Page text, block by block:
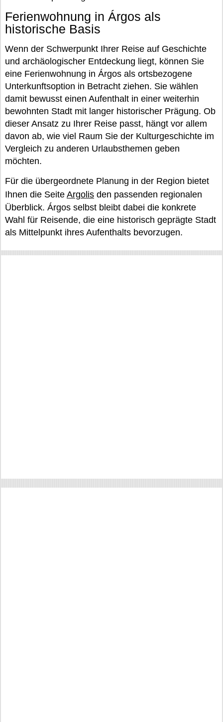
Ferienwohnung in Árgos als
historische Basis
Wenn der Schwerpunkt Ihrer Reise auf Geschichte
und archäologischer Entdeckung liegt, können Sie
eine Ferienwohnung in Árgos als ortsbezogene
Unterkunftsoption in Betracht ziehen. Sie wählen
damit bewusst einen Aufenthalt in einer weiterhin
bewohnten Stadt mit langer historischer Prägung. Ob
dieser Ansatz zu Ihrer Reise passt, hängt vor allem
davon ab, wie viel Raum Sie der Kulturgeschichte im
Vergleich zu anderen Urlaubsthemen geben
möchten.
Für die übergeordnete Planung in der Region bietet
Ihnen die Seite Argolis den passenden regionalen
Überblick. Árgos selbst bleibt dabei die konkrete
Wahl für Reisende, die eine historisch geprägte Stadt
als Mittelpunkt ihres Aufenthalts bevorzugen.